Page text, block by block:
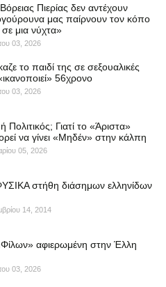
Πιερίας δεν αντέχουν
μας παίρνουν τον κόπο
μια νύχτα»
03, 2026
το παιδί της σε σεξουαλικές
56χρονο
03, 2026
Πολιτικός; Γιατί το «Άριστα»
να γίνει «Μηδέν» στην κάλπη
05, 2026
στήθη διάσημων ελληνίδων
14, 2014
αφιερωμένη στην Έλλη
03, 2026